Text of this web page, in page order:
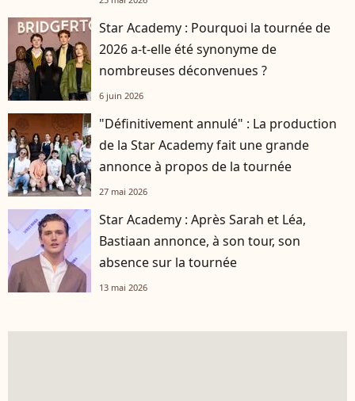
Star Academy : Pourquoi la tournée de
2026 a-t-elle été synonyme de
nombreuses déconvenues ?
6 juin 2026
"Définitivement annulé" : La production
de la Star Academy fait une grande
annonce à propos de la tournée
27 mai 2026
Star Academy : Après Sarah et Léa,
Bastiaan annonce, à son tour, son
absence sur la tournée
13 mai 2026